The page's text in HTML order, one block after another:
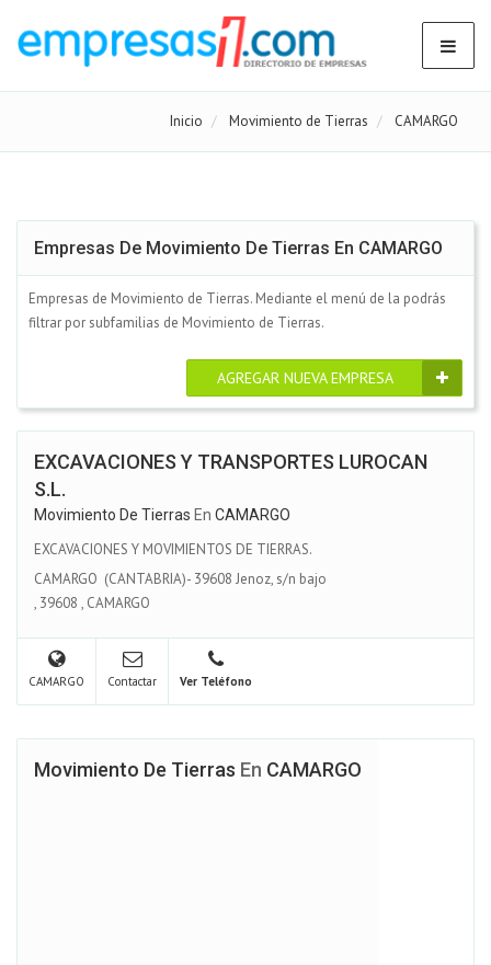
Inicio Movimiento de Tierras CAMARGO
Empresas De Movimiento De Tierras En CAMARGO
Empresas de Movimiento de Tierras. Mediante el menú de la podrás
filtrar por subfamilias de Movimiento de Tierras.
AGREGAR NUEVA EMPRESA
EXCAVACIONES Y TRANSPORTES LUROCAN
S.L.
Movimiento De Tierras En CAMARGO
EXCAVACIONES Y MOVIMIENTOS DE TIERRAS.
CAMARGO (CANTABRIA)- 39608 Jenoz, s/n bajo
, 39608 , CAMARGO
CAMARGO Contactar Ver Teléfono
Movimiento De Tierras En CAMARGO